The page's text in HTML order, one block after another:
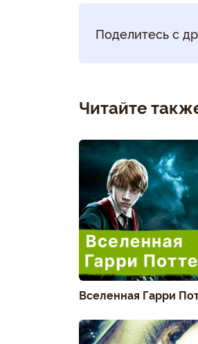
Поделитесь с
Читайте
Вселенная Гарри